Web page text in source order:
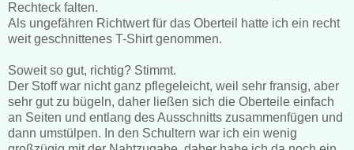
Rechteck falten.
Als ungefähren Richtwert für das Oberteil hatte ich ein recht
weit geschnittenes T-Shirt genommen.
Soweit so gut, richtig? Stimmt.
Der Stoff war nicht ganz pflegeleicht, weil sehr fransig, aber
sehr gut zu bügeln, daher ließen sich die Oberteile einfach
an Seiten und entlang des Ausschnitts zusammenfügen und
dann umstülpen. In den Schultern war ich ein wenig